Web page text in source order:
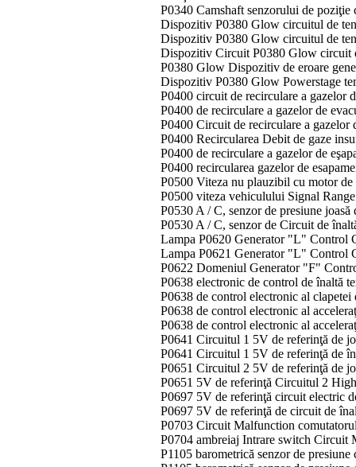
P0340 Camshaft senzorului de poziţie
Dispozitiv P0380 Glow circuitul de
Dispozitiv P0380 Glow circuitul de
Dispozitiv Circuit P0380 Glow circuit
P0380 Glow Dispozitiv de eroare
Dispozitiv P0380 Glow Powerstage
P0400 circuit de recirculare a gazelor
P0400 de recirculare a gazelor de
P0400 Circuit de recirculare a gazelor
P0400 Recircularea Debit de gaze
P0400 de recirculare a gazelor de
P0400 recircularea gazelor de
P0500 Viteza nu plauzibil cu motor
P0500 viteza vehiculului Signal
P0530 A / C, senzor de presiune
P0530 A / C, senzor de Circuit de
Lampa P0620 Generator "L" Control
Lampa P0621 Generator "L" Control
P0622 Domeniul Generator "F"
P0638 electronic de control de înaltă
P0638 de control electronic al clapetei
P0638 de control electronic al
P0638 de control electronic al
P0641 Circuitul 1 5V de referinţă de
P0641 Circuitul 1 5V de referinţă de
P0651 Circuitul 2 5V de referinţă de
P0651 5V de referinţă Circuitul 2
P0697 5V de referinţă circuit electric
P0697 5V de referinţă de circuit de
P0703 Circuit Malfunction
P0704 ambreiaj Intrare switch
P1105 barometrică senzor de